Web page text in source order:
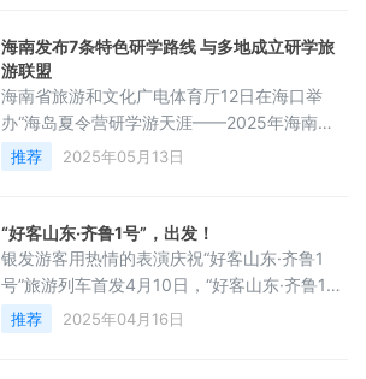
过沉浸式非遗手作体验、泉水文化探秘、老城
烟火漫游，串联大明湖、百花洲、曲水亭街等
济南经典地标，让游客在短途出行中既能动手
创作专属非遗作品，又能深度感受“家家泉水，
户户垂杨”的泉城诗意生活，实现
海南发布7条特色研学路线 与多地成立研学旅
游联盟
海南省旅游和文化广电体育厅12日在海口举
办“海岛夏令营研学游天涯——2025年海南研
学旅游产品发布会”，推出7个涵盖航天、雨
林、海洋三大主题的研学旅游产品。活动现
地研学旅游机构合作，成立琼粤桂研学旅游高
质量发展联盟、琼江浙沪研学旅游高质量发展
联盟，以实现资源优势互补，拓展客源市场。
（来源：中国新闻网）
推荐 2025年05月13日
“好客山东·齐鲁1号”，出发！
银发游客用热情的表演庆祝“好客山东·齐鲁1
号”旅游列车首发4月10日，“好客山东·齐鲁1
号”旅游列车从济南站鸣笛开行，正式投入运
营。“听说这趟列车首发，我们山东老年大学
推荐 2025年04月16日